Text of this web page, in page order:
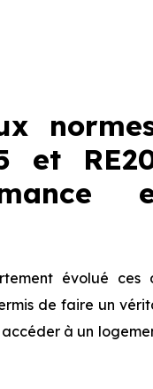
et
évolué ces
de faire un
à un